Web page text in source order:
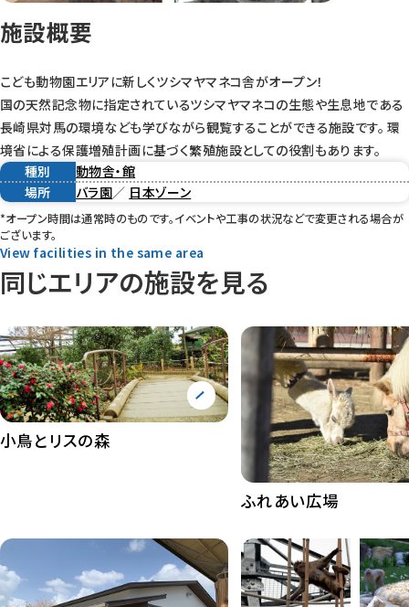
施設概要
こども動物園エリアに新しくツシマヤマネコ舎がオープン！
国の天然記念物に指定されているツシマヤマネコの生態や生息地である
長崎県対馬の環境なども学びながら観覧することができる施設です。 環
境省による保護増殖計画に基づく繁殖施設としての役割もあります。
種別
動物舎・館
場所
バラ園／ 日本ゾーン
*オープン時間は通常時のものです。イベントや工事の状況などで変更される場合が
ございます。
同じエリアの施設を見る
View facilities in the same area
小鳥とリスの森
ふれあい広場